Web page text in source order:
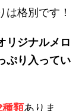
格別です！
リジナルメロ
ぷり入ってい
類ありま